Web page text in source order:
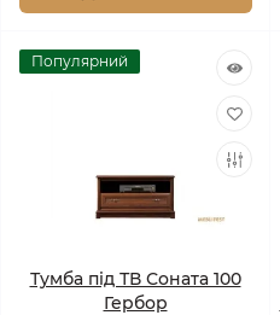
Популярний
Тумба під ТВ Соната 100
Гербор